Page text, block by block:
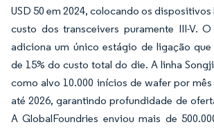
USD 50 em 2024, colocando os
custo dos transceivers puramente III-V.
adiciona um único estágio de ligação que
de 15% do custo total do die. A linha
como alvo 10.000 inícios de wafer por
até 2026, garantindo profundidade de
A GlobalFoundries enviou mais de